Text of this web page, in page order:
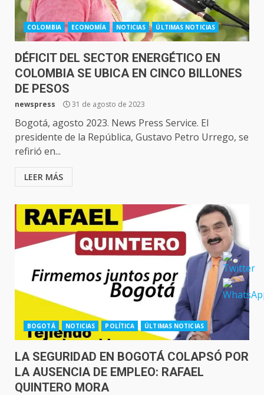
COLOMBIA ECONOMÍA NOTICIAS ÚLTIMAS NOTICIAS
DÉFICIT DEL SECTOR ENERGÉTICO EN
COLOMBIA SE UBICA EN CINCO BILLONES
DE PESOS
newspress 31 de agosto de 2023
Bogotá, agosto 2023. News Press Service. El
presidente de la República, Gustavo Petro Urrego, se
refirió en...
LEER MÁS
BOGOTÁ NOTICIAS POLÍTICA ÚLTIMAS NOTICIAS
LA SEGURIDAD EN BOGOTÁ COLAPSÓ POR
LA AUSENCIA DE EMPLEO: RAFAEL
QUINTERO MORA